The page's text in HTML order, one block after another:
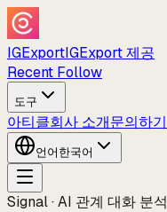
IGExportIGExport 제공
Recent Follow
도구
아티클회사 소개문의하기
언어 한국어
Signal · AI 관계 대화 분석